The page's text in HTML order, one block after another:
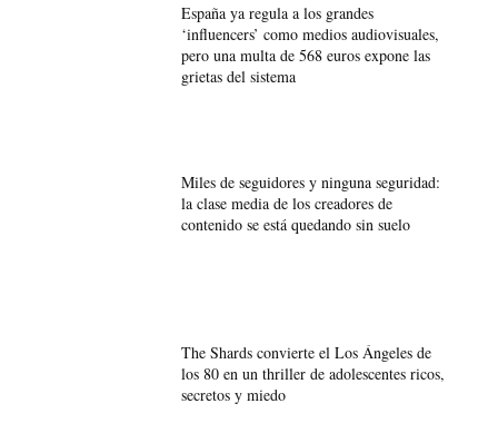
España ya regula a los grandes
‘influencers’ como medios audiovisuales,
pero una multa de 568 euros expone las
grietas del sistema
Miles de seguidores y ninguna seguridad:
la clase media de los creadores de
contenido se está quedando sin suelo
The Shards convierte el Los Ángeles de
los 80 en un thriller de adolescentes ricos,
secretos y miedo